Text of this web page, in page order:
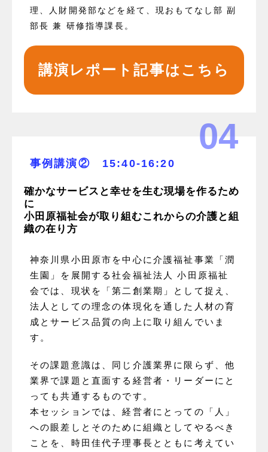
理、人財開発部などを経て、現おもてなし部 副
部長 兼 研修指導課長。
講演レポート記事はこちら
04
事例講演② 15:40-16:20
確かなサービスと幸せを生む現場を作るため
に
小田原福祉会が取り組むこれからの介護と組
織の在り方
神奈川県小田原市を中心に介護福祉事業「潤
生園」を展開する社会福祉法人 小田原福祉
会では、現状を「第二創業期」として捉え、
法人としての理念の体現化を通した人材の育
成とサービス品質の向上に取り組んでいま
す。
その課題意識は、同じ介護業界に限らず、他
業界で課題と直面する経営者・リーダーにと
っても共通するものです。
本セッションでは、経営者にとっての「人」
への眼差しとそのために組織としてやるべき
ことを、時田佳代子理事長とともに考えてい